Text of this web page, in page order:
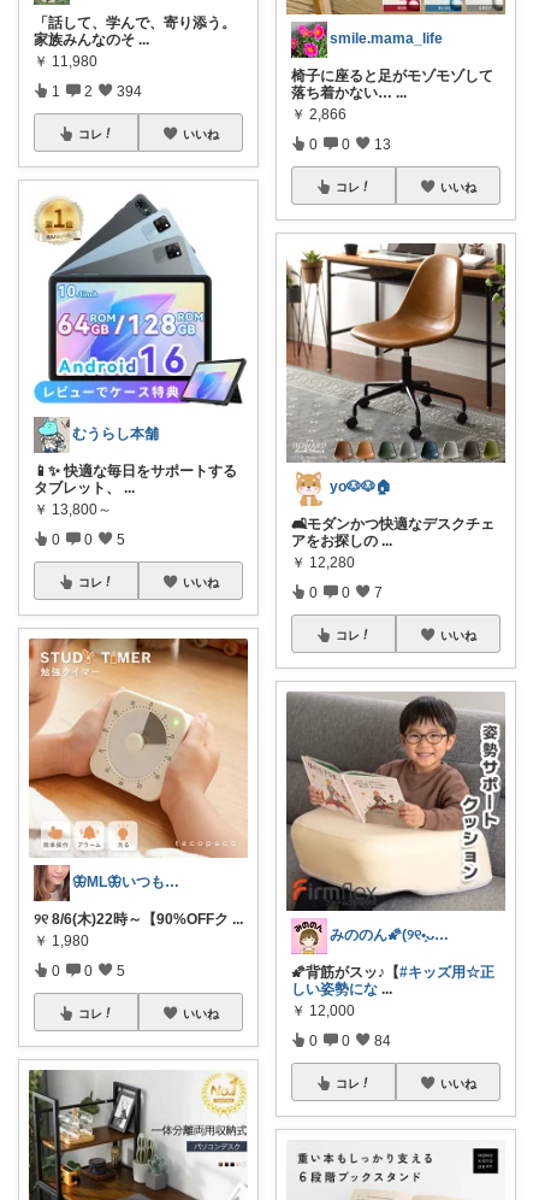
「話して、学んで、寄り添う。
家族みんなのそ ...
￥ 11,980
1 2 394
コレ いいね
むうらし本舗
📱✨ 快適な毎日をサポートする
タブレット、
...
￥ 13,800～
0 0 5
コレ いいね
🦋ML🦋いつもありがとう💓
୨୧ 8/6(木)22時～【90%OFFク ...
￥ 1,980
0 0 5
コレ いいね
smile.mama_life
椅子に座ると足がモゾモゾして
落ち着かない… ...
￥ 2,866
0 0 13
コレ いいね
yo🐶🐶🏠
🛋️モダンかつ快適なデスクチェ
アをお探しの ...
￥ 12,280
0 0 7
コレ いいね
みののん🌠(୨୧•͈ᴗ•͈)感謝♡
🌠背筋がスッ♪【#キッズ用☆正
しい姿勢にな ...
￥ 12,000
0 0 84
コレ いいね